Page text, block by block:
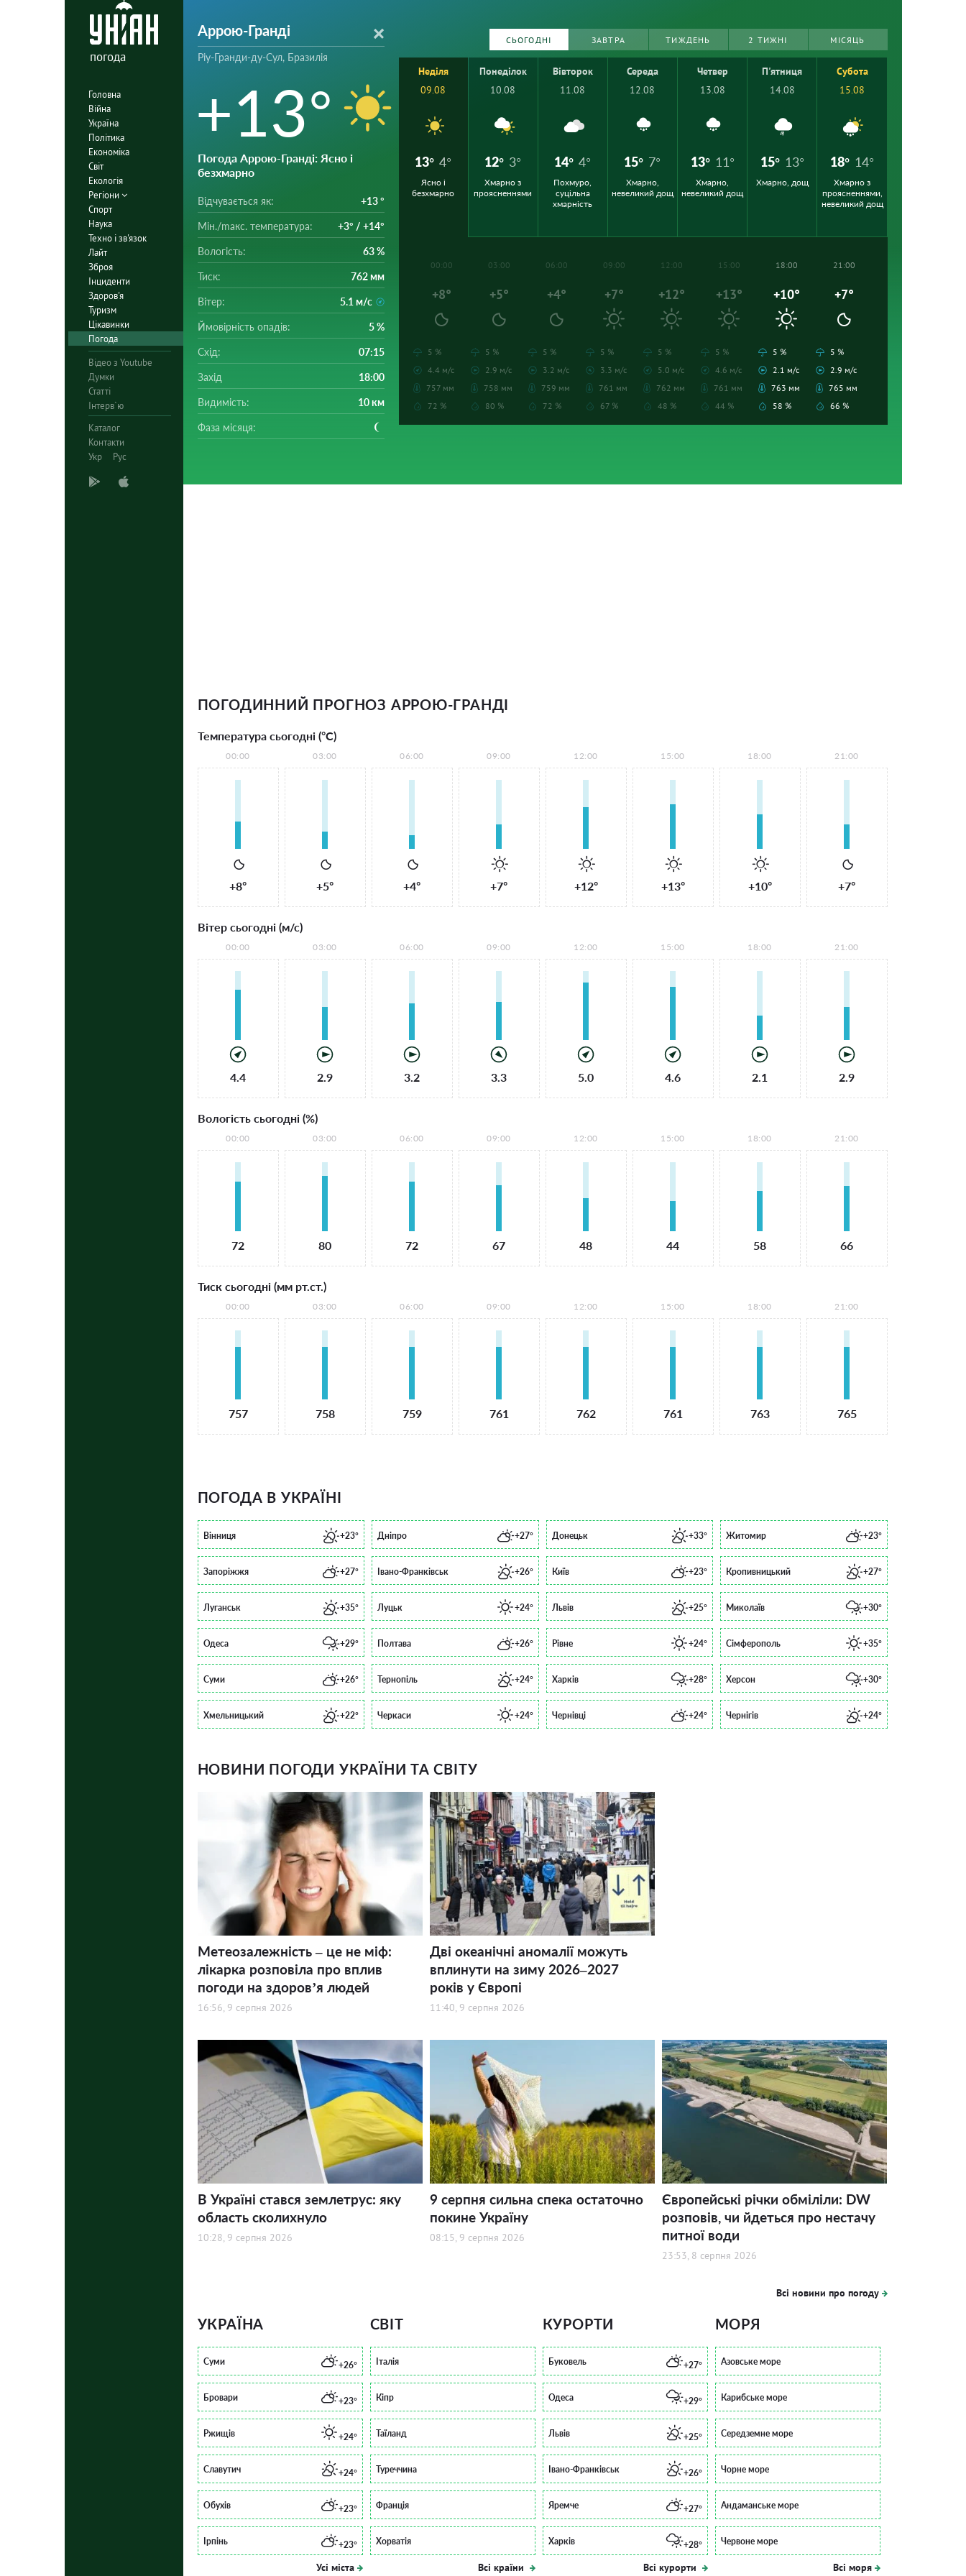
погода
Головна
Війна
Україна
Політика
Економіка
Світ
Екологія
Регіони
Спорт
Наука
Техно і зв'язок
Лайт
Зброя
Інциденти
Здоров'я
Туризм
Цікавинки
Погода
Відео з Youtube
Думки
Статті
Інтерв`ю
Каталог
Контакти
Укр
Рус
Аррою-Гранді
Ріу-Гранди-ду-Сул, Бразилія
+13°
Погода Аррою-Гранді: Ясно і
безхмарно
Відчувається як: +13 °
Мін./mакс. температура: +3° / +14°
Вологість: 63 %
Тиск: 762 мм
Вітер: 5.1 м/с
Ймовірність опадів: 5 %
Схід: 07:15
Захід 18:00
Видимість: 10 км
Фаза місяця:
СЬОГОДНІ ЗАВТРА ТИЖДЕНЬ 2 ТИЖНІ МІСЯЦЬ
Неділя
09.08
13° 4°
Ясно і
безхмарно
Понеділок
10.08
12° 3°
Хмарно з
проясненнями
Вівторок
11.08
14° 4°
Похмуро,
суцільна
хмарність
Середа
12.08
15° 7°
Хмарно,
невеликий дощ
Четвер
13.08
13° 11°
Хмарно,
невеликий дощ
П'ятниця
14.08
15° 13°
Хмарно, дощ
Субота
15.08
18° 14°
Хмарно з
проясненнями,
невеликий дощ
00:00
+8°
5 %
4.4 м/с
757 мм
72 %
03:00
+5°
5 %
2.9 м/с
758 мм
80 %
06:00
+4°
5 %
3.2 м/с
759 мм
72 %
09:00
+7°
5 %
3.3 м/с
761 мм
67 %
12:00
+12°
5 %
5.0 м/с
762 мм
48 %
15:00
+13°
5 %
4.6 м/с
761 мм
44 %
18:00
+10°
5 %
2.1 м/с
763 мм
58 %
21:00
+7°
5 %
2.9 м/с
765 мм
66 %
ПОГОДИННИЙ ПРОГНОЗ АРРОЮ-ГРАНДІ
Температура сьогодні (°С)
00:00
+8°
03:00
+5°
06:00
+4°
09:00
+7°
12:00
+12°
15:00
+13°
18:00
+10°
21:00
+7°
Вітер сьогодні (м/с)
00:00
4.4
03:00
2.9
06:00
3.2
09:00
3.3
12:00
5.0
15:00
4.6
18:00
2.1
21:00
2.9
Вологість сьогодні (%)
00:00
72
03:00
80
06:00
72
09:00
67
12:00
48
15:00
44
18:00
58
21:00
66
Тиск сьогодні (мм рт.ст.)
00:00
757
03:00
758
06:00
759
09:00
761
12:00
762
15:00
761
18:00
763
21:00
765
ПОГОДА В УКРАЇНІ
Вінниця +23° Дніпро +27° Донецьк +33° Житомир +23°
Запоріжжя +27° Івано-Франківськ +26° Київ +23° Кропивницький +27°
Луганськ +35° Луцьк +24° Львів +25° Миколаїв +30°
Одеса +29° Полтава +26° Рівне +24° Сімферополь +35°
Суми +26° Тернопіль +24° Харків +28° Херсон +30°
Хмельницький +22° Черкаси +24° Чернівці +24° Чернігів +24°
НОВИНИ ПОГОДИ УКРАЇНИ ТА СВІТУ
Метеозалежність – це не міф:
лікарка розповіла про вплив
погоди на здоров’я людей
16:56, 9 серпня 2026
Дві океанічні аномалії можуть
вплинути на зиму 2026–2027
років у Європі
11:40, 9 серпня 2026
В Україні стався землетрус: яку
область сколихнуло
10:28, 9 серпня 2026
9 серпня сильна спека остаточно
покине Україну
08:15, 9 серпня 2026
Європейські річки обміліли: DW
розповів, чи йдеться про нестачу
питної води
23:53, 8 серпня 2026
Всі новини про погоду
УКРАЇНА
Суми +26°
Бровари +23°
Ржищів +24°
Славутич +24°
Обухів +23°
Ірпінь +23°
Усі міста
СВІТ
Італія
Кіпр
Таїланд
Туреччина
Франція
Хорватія
Всі країни
КУРОРТИ
Буковель +27°
Одеса +29°
Львів +25°
Івано-Франківськ +26°
Яремче +27°
Харків +28°
Всі курорти
МОРЯ
Азовське море
Карибське море
Середземне море
Чорне море
Андаманське море
Червоне море
Всі моря